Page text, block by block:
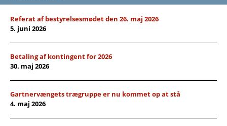
Referat af bestyrelsesmødet den 26. maj 2026
5. juni 2026
Betaling af kontingent for 2026
30. maj 2026
Gartnervængets trægruppe er nu kommet op at stå
4. maj 2026